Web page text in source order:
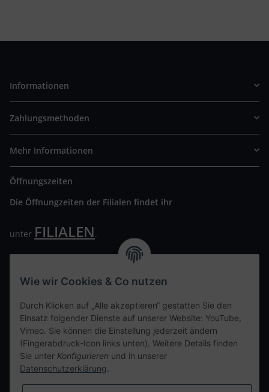
Informationen
Zahlungsmethoden
Mehr Informationen
Öffnungszeiten
Die Öffnungzeiten der Filialen findet ihr
unter FILIALEN.
Wir freuen uns auf Euren Besuch. Bitte beachtet die
Kontaktdaten
tweet
teilen
Wie wir Cookies & Co nutzen
Durch Klicken auf „Alle akzeptieren“ gestatten Sie den
Einsatz folgender Dienste auf unserer Website: YouTube,
Vimeo. Sie können die Einstellung jederzeit ändern
(Fingerabdruck-Icon links unten). Weitere Details finden
Sie unter Konfigurieren und in unserer
Datenschutzerklärung.